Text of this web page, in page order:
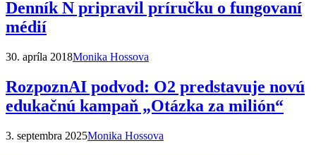
Denník N pripravil príručku o fungovaní
médií
30. apríla 2018Monika Hossova
RozpoznAI podvod: O2 predstavuje novú
edukačnú kampaň „Otázka za milión“
3. septembra 2025Monika Hossova